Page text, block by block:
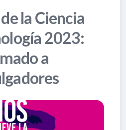
la Ciencia
2023:
a